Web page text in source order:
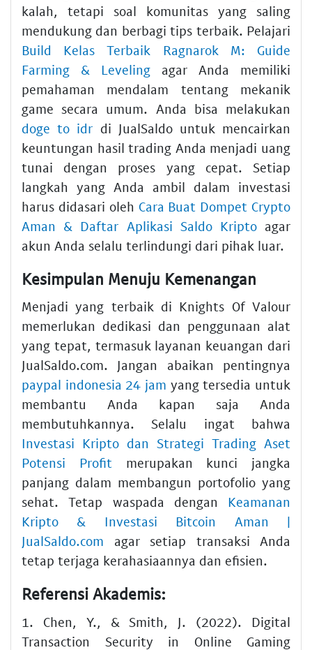
kalah, tetapi soal komunitas yang saling
mendukung dan berbagi tips terbaik. Pelajari
Build Kelas Terbaik Ragnarok M: Guide
Farming & Leveling agar Anda memiliki
pemahaman mendalam tentang mekanik
game secara umum. Anda bisa melakukan
doge to idr di JualSaldo untuk mencairkan
keuntungan hasil trading Anda menjadi uang
tunai dengan proses yang cepat. Setiap
langkah yang Anda ambil dalam investasi
harus didasari oleh Cara Buat Dompet Crypto
Aman & Daftar Aplikasi Saldo Kriptoagar
akun Anda selalu terlindungi dari pihak luar.
Kesimpulan Menuju Kemenangan
Menjadi yang terbaik di Knights Of Valour
memerlukan dedikasi dan penggunaan alat
yang tepat, termasuk layanan keuangan dari
JualSaldo.com. Jangan abaikan pentingnya
paypal indonesia 24 jam yang tersedia untuk
membantu Anda kapan saja Anda
membutuhkannya. Selalu ingat bahwa
Investasi Kripto dan Strategi Trading Aset
Potensi Profit merupakan kunci jangka
panjang dalam membangun portofolio yang
sehat. Tetap waspada dengan Keamanan
Kripto & Investasi Bitcoin Aman |
JualSaldo.com agar setiap transaksi Anda
tetap terjaga kerahasiaannya dan efisien.
Referensi Akademis:
1. Chen, Y., & Smith, J. (2022). Digital
Transaction Security in Online Gaming